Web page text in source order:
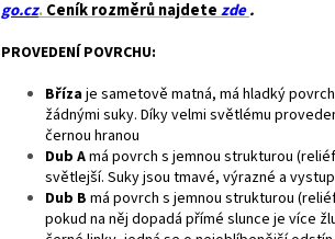
go.cz.Ceník rozměrů najdetezde.
PROVEDENÍ POVRCHU:
Břízaje sametově matná, má hladký
žádnými suky. Díky velmi světlému
černou hranou
Dub Amá povrch s jemnou strukturou
světlejší. Suky jsou tmavé, výrazné a
Dub B má povrch s jemnou strukturou
pokud na něj dopadá přímé slunce je více